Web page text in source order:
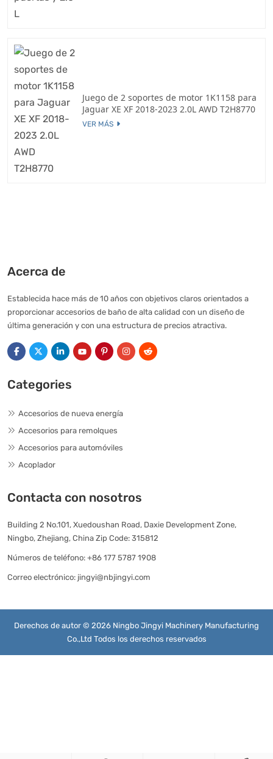
Juego de 2 soportes de motor 1K1158 para
Jaguar XE XF 2018-2023 2.0L AWD T2H8770
VER MÁS
Acerca de
Establecida hace más de 10 años con objetivos claros orientados a
proporcionar accesorios de baño de alta calidad con un diseño de
última generación y con una estructura de precios atractiva.
Categories
Accesorios de nueva energía
Accesorios para remolques
Accesorios para automóviles
Acoplador
Contacta con nosotros
Building 2 No.101, Xuedoushan Road, Daxie Development Zone,
Ningbo, Zhejiang, China Zip Code: 315812
Números de teléfono: +86 177 5787 1908
Correo electrónico: jingyi@nbjingyi.com
Derechos de autor © 2026 Ningbo Jingyi Machinery Manufacturing
Co.,Ltd Todos los derechos reservados